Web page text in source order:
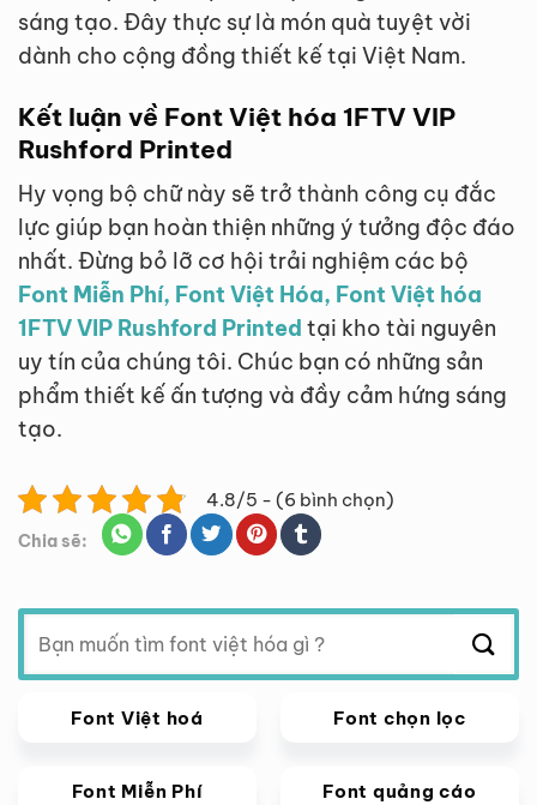
sáng tạo. Đây thực sự là món quà tuyệt vời
dành cho cộng đồng thiết kế tại Việt Nam.
Kết luận về Font Việt hóa 1FTV VIP
Rushford Printed
Hy vọng bộ chữ này sẽ trở thành công cụ đắc
lực giúp bạn hoàn thiện những ý tưởng độc đáo
nhất. Đừng bỏ lỡ cơ hội trải nghiệm các bộ
Font Miễn Phí, Font Việt Hóa, Font Việt hóa
1FTV VIP Rushford Printed tại kho tài nguyên
uy tín của chúng tôi. Chúc bạn có những sản
phẩm thiết kế ấn tượng và đầy cảm hứng sáng
tạo.
4.8/5 - (6 bình chọn)
Chia sẽ:
Tìm
kiếm:
Font Việt hoá Font chọn lọc
Font Miễn Phí Font quảng cáo